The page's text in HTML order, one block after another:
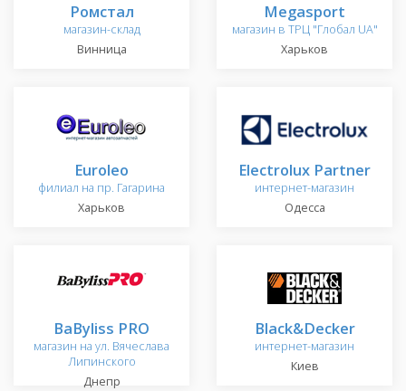
Ромстал
магазин-склад
Винница
Megasport
магазин в ТРЦ "Глобал UA"
Харьков
Euroleo
филиал на пр. Гагарина
Харьков
Electrolux Partner
интернет-магазин
Одесса
BaByliss PRO
магазин на ул. Вячеслава
Липинского
Днепр
Black&Decker
интернет-магазин
Киев